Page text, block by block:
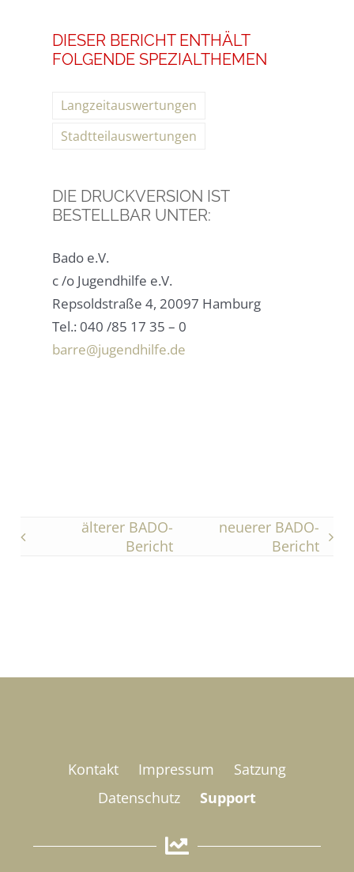
DIESER BERICHT ENTHÄLT
FOLGENDE SPEZIALTHEMEN
Langzeitauswertungen
Stadtteilauswertungen
DIE DRUCKVERSION IST
BESTELLBAR UNTER:
Bado e.V.
c /o Jugendhilfe e.V.
Repsoldstraße 4, 20097 Hamburg
Tel.: 040 /85 17 35 – 0
barre@jugendhilfe.de
älterer BADO-
Bericht
neuerer BADO-
Bericht
Kontakt Impressum
Satzung
Datenschutz
Support